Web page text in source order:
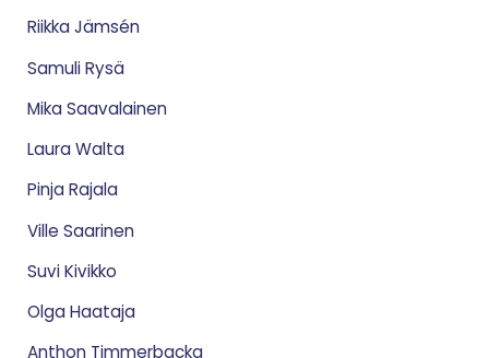
Riikka Jämsén
Samuli Rysä
Mika Saavalainen
Laura Walta
Pinja Rajala
Ville Saarinen
Suvi Kivikko
Olga Haataja
Anthon Timmerbacka